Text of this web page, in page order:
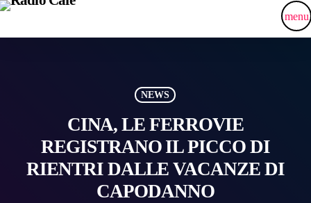
menu
NEWS
CINA, LE FERROVIE
REGISTRANO IL PICCO DI
RIENTRI DALLE VACANZE DI
CAPODANNO